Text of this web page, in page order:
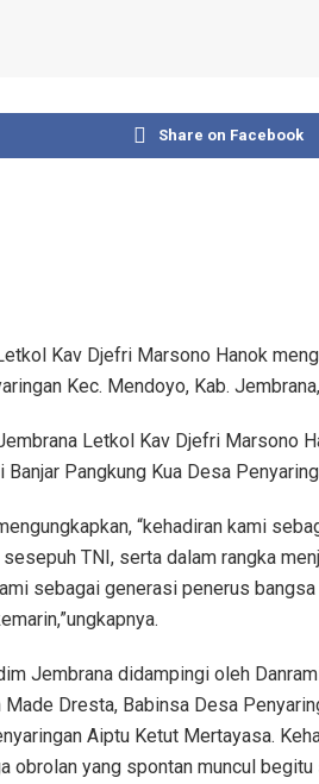
Share on Facebook
Kav Djefri Marsono Hanok
Kec. Mendoyo, Kab.
Letkol Kav Djefri Marsono
Banjar Pangkung Kua Desa
“kehadiran kami
TNI, serta dalam rangka
sebagai generasi penerus
Jembrana didampingi oleh
Dresta, Babinsa Desa
Aiptu Ketut Mertayasa.
obrolan yang spontan muncul